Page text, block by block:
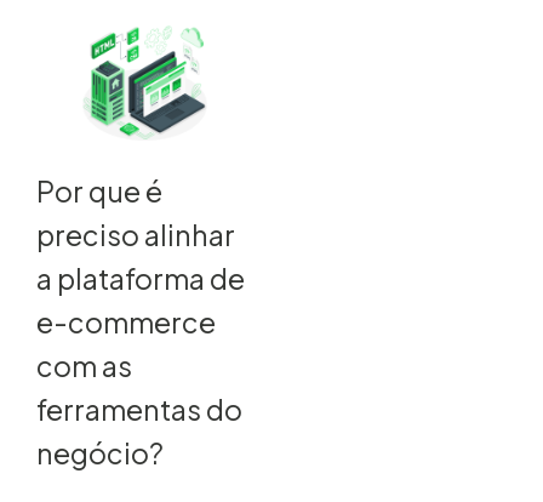
Por que é
preciso alinhar
a plataforma de
e-commerce
com as
ferramentas do
negócio?